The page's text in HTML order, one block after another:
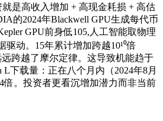
是高收入增加 + 高现金耗损 + 高估
的2024年Blackwell GPU生成每代币
GPU前身低105,人工智能取物理
动。15年累计增加跨越10¹⁰倍
远跨越了摩尔定律。这导致机能趋于
L下载量：正在八个月内（2024年8月
倍。投资者更看沉增加潜力而非当前